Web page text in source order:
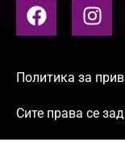
Политика за
Сите права се